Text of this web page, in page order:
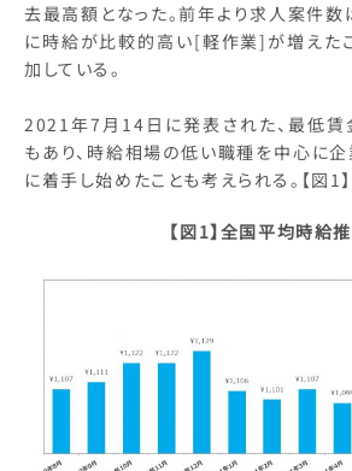
去最高額となった。前年より求人案件数
に時給が比較的高い[軽作業]が増えた
加している。
2021年7月14日に発表された、最低賃
もあり、時給相場の低い職種を中心に
に着手し始めたことも考えられる。【図1】
【図1】全国平均時給